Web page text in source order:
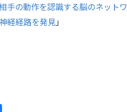
手の動作を認識する脳のネット
経経路を発見」